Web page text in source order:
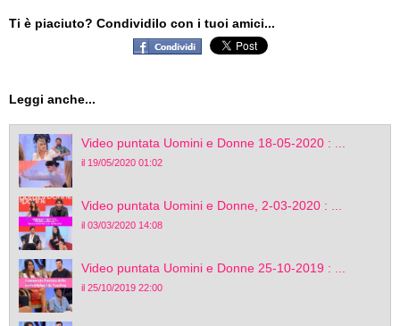
Ti è piaciuto? Condividilo con i tuoi amici...
Leggi anche...
Video puntata Uomini e Donne 18-05-2020 : ...
il 19/05/2020 01:02
Video puntata Uomini e Donne, 2-03-2020 : ...
il 03/03/2020 14:08
Video puntata Uomini e Donne 25-10-2019 : ...
il 25/10/2019 22:00